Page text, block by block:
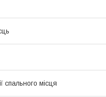
спального місця